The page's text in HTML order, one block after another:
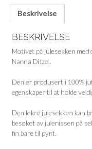
Beskrivelse
BESKRIVELSE
Motivet på julesekken med
Nanna Ditzel.
Den er produsert i 100%
egenskaper til at holde
Den lekre julesekken kan
besøket av julenissen på
fin bare til pynt.